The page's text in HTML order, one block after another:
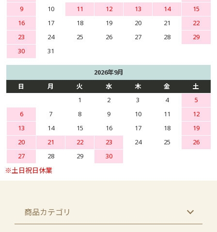
9
10 11 12 13 14
15
16
17 18 19 20 21
22
23
24 25 26 27 28
29
30
31
2026年9月
日
月 火 水 木 金
土
1
2 3 4
5
6
7 8 9 10 11
12
13
14 15 16 17 18
19
20
21 22 23 24 25
26
27
28 29 30
商品カテゴリ